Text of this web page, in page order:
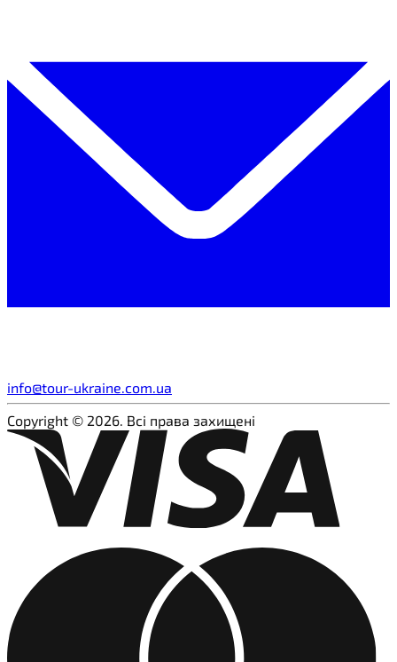
info@tour-ukraine.com.ua
Copyright © 2026. Всі права захищені